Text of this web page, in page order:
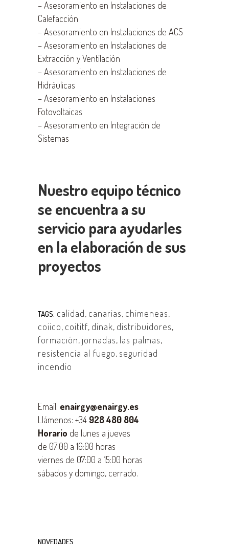
–Asesoramiento en Instalaciones de
Calefacción
–Asesoramiento en Instalaciones de ACS
–Asesoramiento en Instalaciones de
Extracción y Ventilación
–Asesoramiento en Instalaciones de
Hidráulicas
–Asesoramiento en Instalaciones
Fotovoltaicas
–Asesoramiento en Integración de
Sistemas
Nuestro equipo técnico
se encuentra a su
servicio para ayudarles
en la elaboración de sus
proyectos
TAGS: calidad, canarias, chimeneas,
coiico, coititf, dinak, distribuidores,
formación, jornadas, las palmas,
resistencia al fuego, seguridad
incendio
Email: enairgy@enairgy.es
Llámenos: +34 928 480 804
Horario de lunes a jueves
de 07:00 a 16:00 horas
viernes de 07:00 a 15:00 horas
sábados y domingo, cerrado.
NOVEDADES